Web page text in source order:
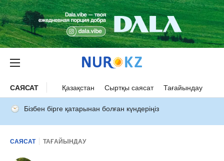
САЯСАТ Қазақстан Сыртқы саясат Тағайындау
Бізбен бірге қатарынан болған күндеріңіз
САЯСАТ ТАҒАЙЫНДАУ